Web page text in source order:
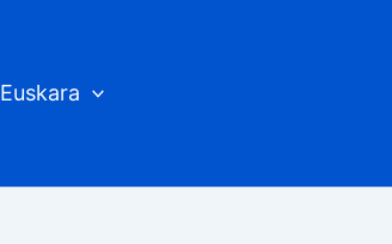
Euskara